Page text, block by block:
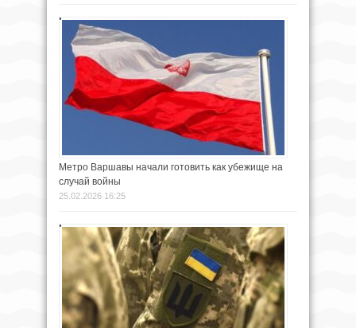
Метро Варшавы начали готовить как убежище на
случай войны
25.02.2026 16:25